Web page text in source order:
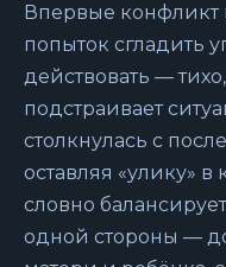
Впервые конфликт
попыток сгладить
действовать —
подстраивает
столкнулась с
оставляя «улику»
словно
одной стороны —